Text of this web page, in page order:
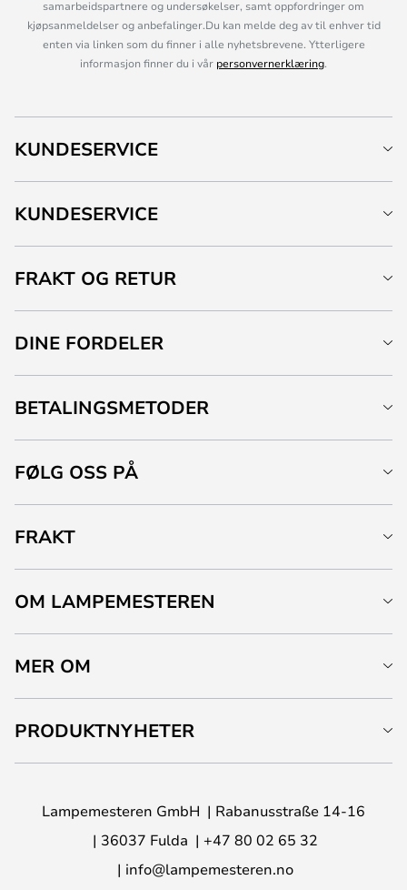
samarbeidspartnere og undersøkelser, samt oppfordringer om
kjøpsanmeldelser og anbefalinger.Du kan melde deg av til enhver tid
enten via linken som du finner i alle nyhetsbrevene. Ytterligere
informasjon finner du i vår personvernerklæring.
KUNDESERVICE
KUNDESERVICE
FRAKT OG RETUR
DINE FORDELER
BETALINGSMETODER
FØLG OSS PÅ
FRAKT
OM LAMPEMESTEREN
MER OM
PRODUKTNYHETER
Lampemesteren GmbH
Rabanusstraße 14-16
36037 Fulda
+47 80 02 65 32
info@lampemesteren.no